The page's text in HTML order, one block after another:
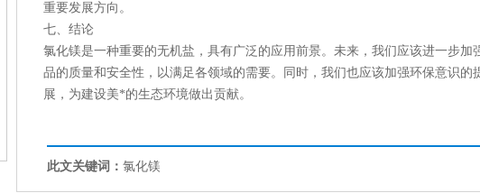
重要发展方向。
七、结论
氯化镁是一种重要的无机盐，具有广泛的应用前景。未来，我们应该进一步加
品的质量和安全性，以满足各领域的需要。同时，我们也应该加强环保意识的
展，为建设美*的生态环境做出贡献。
此文关键词： 氯化镁